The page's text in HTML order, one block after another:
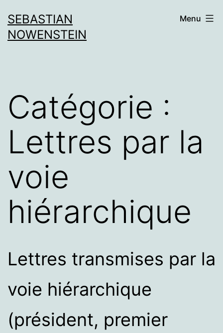
au
contenu
SEBASTIAN
NOWENSTEIN
Menu
Catégorie :
Lettres par la
voie
hiérarchique
Lettres transmises par la
voie hiérarchique
(président, premier